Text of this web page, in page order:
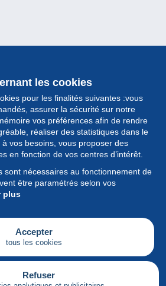
les cookies
pour les finalités suivantes :vous
assurer la sécurité sur notre
vos préférences afin de rendre
réaliser des statistiques dans le
à vos besoins, vous proposer des
en fonction de vos centres d’intérêt.
sont nécessaires au fonctionnement de
être paramétrés selon vos
plus
Accepter
tous les cookies
Refuser